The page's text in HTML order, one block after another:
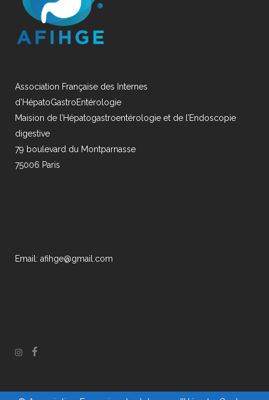
Association Française des Internes
d’HépatoGastroEntérologie
Maision de l’Hépatogastroentérologie et de l’Endoscopie
digestive
79 boulevard du Montparnasse
75006 Paris
Email: afihge@gmail.com